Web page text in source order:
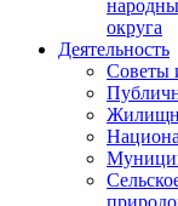
округа
Деятельность
Советы